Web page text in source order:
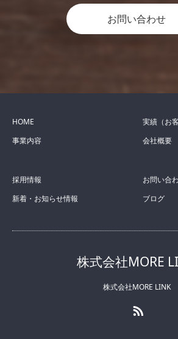
お問い合わせ
HOME
事業内容
実績（お
会社概要
採用情報
新着・お知らせ情報
お問い合
ブログ
株式会社MORE
株式会社MORE LINK